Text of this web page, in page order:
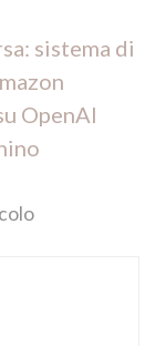
sistema di
OpenAI